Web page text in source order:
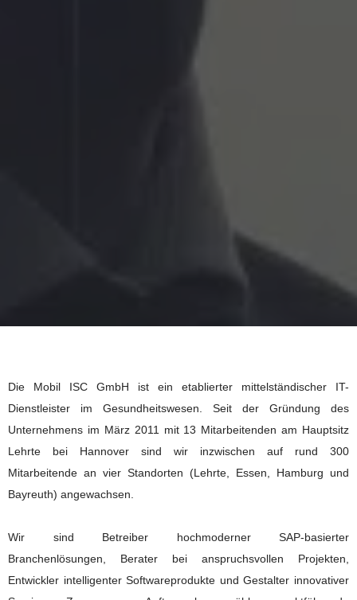
Die Mobil ISC GmbH ist ein etablierter mittelständischer IT-
Dienstleister im Gesundheitswesen. Seit der Gründung des
Unternehmens im März 2011 mit 13 Mitarbeitenden am Hauptsitz
Lehrte bei Hannover sind wir inzwischen auf rund 300
Mitarbeitende an vier Standorten (Lehrte, Essen, Hamburg und
Bayreuth) angewachsen.
Wir sind Betreiber hochmoderner SAP-basierter
Branchenlösungen, Berater bei anspruchsvollen Projekten,
Entwickler intelligenter Softwareprodukte und Gestalter innovativer